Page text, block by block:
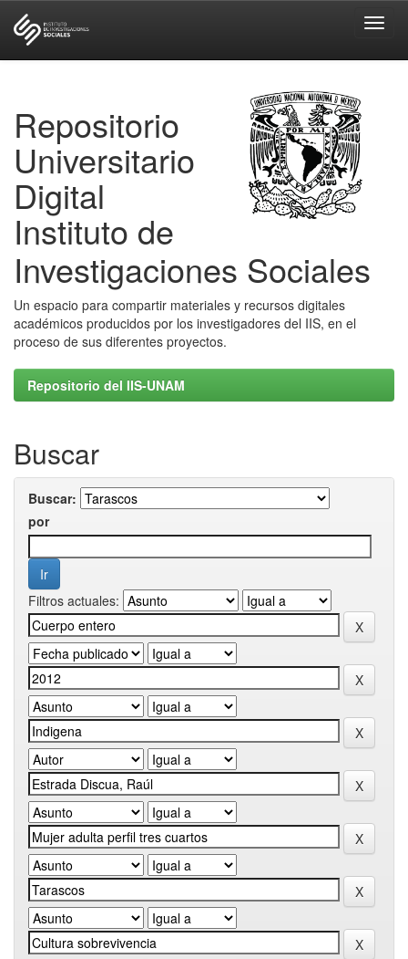
Repositorio
Universitario
Digital
Instituto de
Investigaciones Sociales
Un espacio para compartir materiales y recursos digitales
académicos producidos por los investigadores del IIS, en el
proceso de sus diferentes proyectos.
Repositorio del IIS-UNAM
Buscar
Buscar:
por
Filtros actuales: